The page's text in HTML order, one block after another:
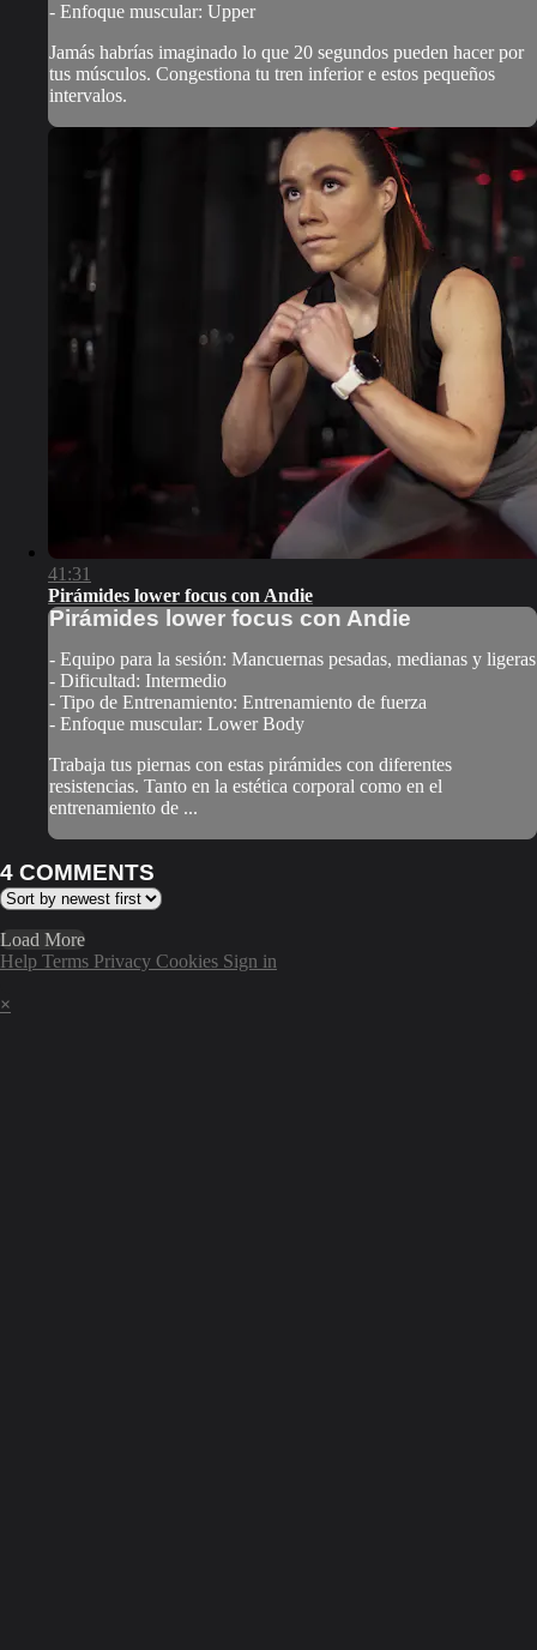
- Enfoque muscular: Upper
Jamás habrías imaginado lo que 20 segundos pueden hacer por
tus músculos. Congestiona tu tren inferior e estos pequeños
intervalos.
41:31
Pirámides lower focus con Andie
Pirámides lower focus con Andie
- Equipo para la sesión: Mancuernas pesadas, medianas y ligeras
- Dificultad: Intermedio
- Tipo de Entrenamiento: Entrenamiento de fuerza
- Enfoque muscular: Lower Body
Trabaja tus piernas con estas pirámides con diferentes
resistencias. Tanto en la estética corporal como en el
entrenamiento de ...
4 COMMENTS
Load More
Help Terms Privacy Cookies Sign in
×